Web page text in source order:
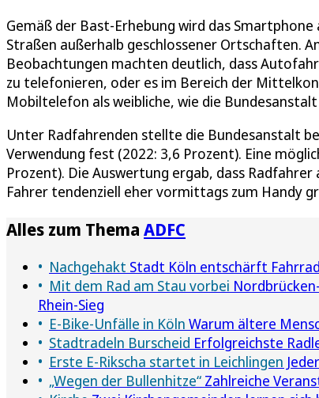
Gemäß der Bast-Erhebung wird das
Straßen außerhalb geschlossener Ortschaften.
Beobachtungen machten deutlich, dass
zu telefonieren, oder es im Bereich der
Mobiltelefon als weibliche, wie die
Unter Radfahrenden stellte die Bundesanstalt
Verwendung fest (2022: 3,6 Prozent). Eine
Prozent). Die Auswertung ergab, dass
Fahrer tendenziell eher vormittags zum Handy
Alles zum Thema ADFC
Nachgehakt Stadt Köln entschärft
Mit dem Rad am Stau vorbei
Rhein-Sieg
E-Bike-Unfälle in Köln Warum ältere
Stadtradeln Burscheid Erfolgreichste
Erste E-Rikscha startet in Leichlingen
„Wegen der Bullenhitze“ Zahlreiche